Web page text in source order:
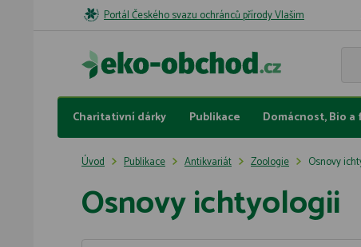
Portál Českého svazu ochránců přírody Vlašim
Charitativní dárky Publikace Domácnost, Bio
Úvod Publikace Antikvariát Zoologie Osnovy
Osnovy ichtyologii